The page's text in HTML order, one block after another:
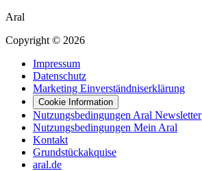
Aral
Copyright © 2026
Impressum
Datenschutz
Marketing Einverständniserklärung
Cookie Information
Nutzungsbedingungen Aral Newsletter
Nutzungsbedingungen Mein Aral
Kontakt
Grundstückakquise
aral.de